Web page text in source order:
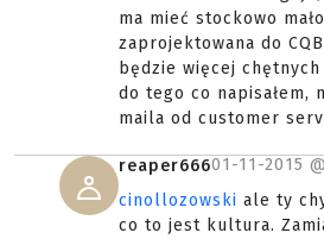
ma mieć stockowo
zaprojektowana do
będzie więcej
do tego co napisałem,
maila od customer
reaper66601-11-2015 @
cinollozowski ale ty
co to jest kultura.